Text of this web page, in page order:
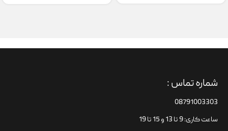
شماره تماس :
08791003303
ساعت کاری: 9 تا 13 و 15 تا 19